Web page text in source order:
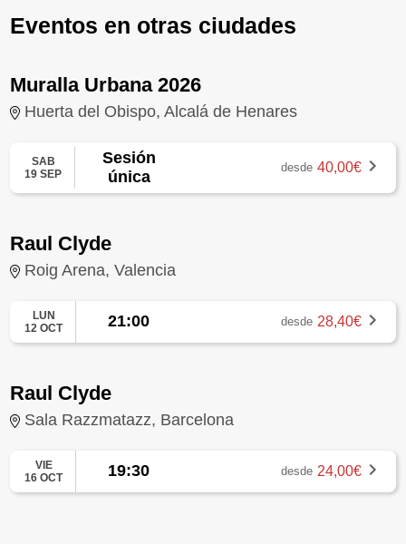
Eventos en otras ciudades
Muralla Urbana 2026
Huerta del Obispo, Alcalá de Henares
SAB
19 SEP
Sesión
única
desde 40,00€
Raul Clyde
Roig Arena, Valencia
LUN
12 OCT
21:00 desde 28,40€
Raul Clyde
Sala Razzmatazz, Barcelona
VIE
16 OCT
19:30 desde 24,00€